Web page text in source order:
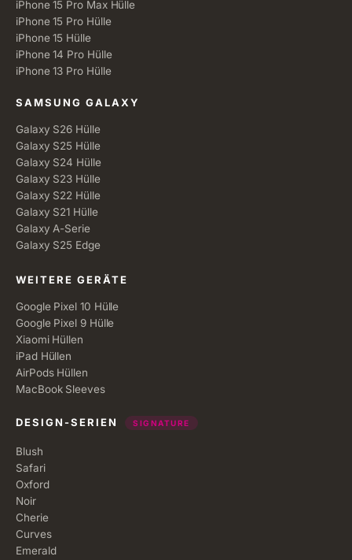
iPhone 15 Pro Max Hülle
iPhone 15 Pro Hülle
iPhone 15 Hülle
iPhone 14 Pro Hülle
iPhone 13 Pro Hülle
SAMSUNG GALAXY
Galaxy S26 Hülle
Galaxy S25 Hülle
Galaxy S24 Hülle
Galaxy S23 Hülle
Galaxy S22 Hülle
Galaxy S21 Hülle
Galaxy A-Serie
Galaxy S25 Edge
WEITERE GERÄTE
Google Pixel 10 Hülle
Google Pixel 9 Hülle
Xiaomi Hüllen
iPad Hüllen
AirPods Hüllen
MacBook Sleeves
DESIGN-SERIEN SIGNATURE
Blush
Safari
Oxford
Noir
Cherie
Curves
Emerald